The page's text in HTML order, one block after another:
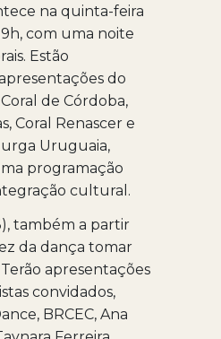
na quinta-feira
com uma noite
Estão
do
de Córdoba,
Coral Renascer e
Uruguaia,
programação
cultural.
também a partir
da dança tomar
apresentações
convidados,
BRCEC, Ana